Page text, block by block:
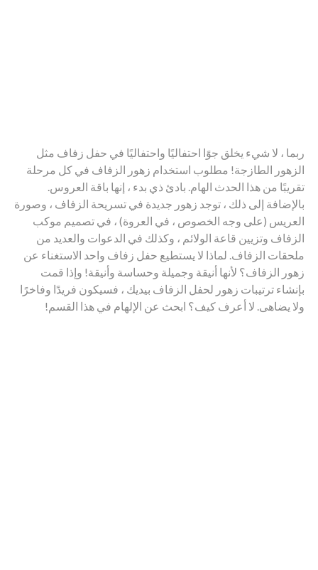
ربما ، لا شيء يخلق جوًا احتفاليًا واحتفاليًا في حفل زفاف مثل
الزهور الطازجة! مطلوب استخدام زهور الزفاف في كل مرحلة
تقريبًا من هذا الحدث الهام. بادئ ذي بدء ، إنها باقة العروس.
بالإضافة إلى ذلك ، توجد زهور جديدة في تسريحة الزفاف ، وصورة
العريس (على وجه الخصوص ، في العروة) ، في تصميم موكب
الزفاف وتزيين قاعة الولائم ، وكذلك في الدعوات والعديد من
ملحقات الزفاف. لماذا لا يستطيع حفل زفاف واحد الاستغناء عن
زهور الزفاف؟ لأنها أنيقة وجميلة وحساسة وأنيقة! وإذا قمت
بإنشاء ترتيبات زهور لحفل الزفاف بيديك ، فسيكون فريدًا وفاخرًا
ولا يضاهى. لا أعرف كيف؟ ابحث عن الإلهام في هذا القسم!